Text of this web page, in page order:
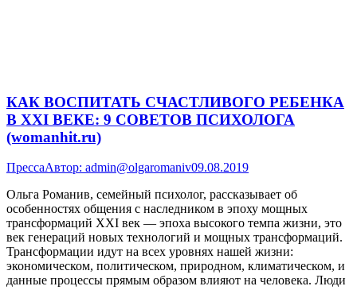
КАК ВОСПИТАТЬ СЧАСТЛИВОГО РЕБЕНКА
В XXI ВЕКЕ: 9 СОВЕТОВ ПСИХОЛОГА
(womanhit.ru)
ПрессаАвтор: admin@olgaromaniv09.08.2019
Ольга Романив, семейный психолог, рассказывает об
особенностях общения с наследником в эпоху мощных
трансформаций XXI век — эпоха высокого темпа жизни, это
век генераций новых технологий и мощных трансформаций.
Трансформации идут на всех уровнях нашей жизни:
экономическом, политическом, природном, климатическом, и
данные процессы прямым образом влияют на человека. Люди